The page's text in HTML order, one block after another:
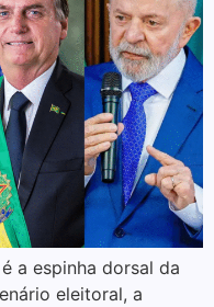
a espinha dorsal da
eleitoral, a